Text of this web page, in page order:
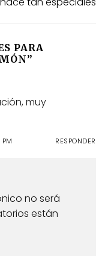
PARA
”
muy
RESPONDER
no será
están